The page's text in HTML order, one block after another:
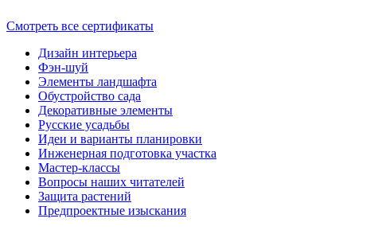
Смотреть все сертификаты
Дизайн интерьера
Фэн-шуй
Элементы ландшафта
Обустройство сада
Декоративные элементы
Русские усадьбы
Идеи и варианты планировки
Инженерная подготовка участка
Мастер-классы
Вопросы наших читателей
Защита растений
Предпроектные изыскания